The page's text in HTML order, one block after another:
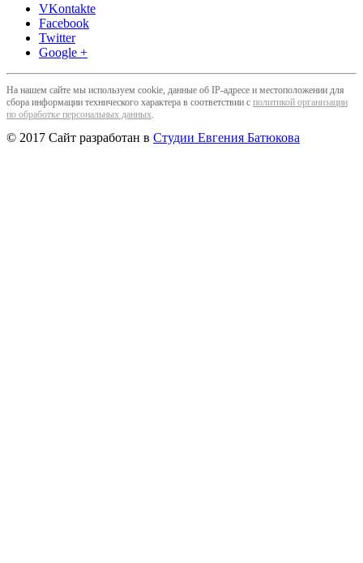
VKontakte
Facebook
Twitter
Google +
На нашем сайте мы используем cookie, данные об IP-адресе и местоположении для
сбора информации технического характера в соответствии с политикой организации
по обработке персональных данных.
© 2017 Сайт разработан в Студии Евгения Батюкова